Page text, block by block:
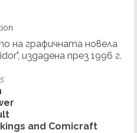
на графичната новела
издадена през 1996 г.
and Comicraft